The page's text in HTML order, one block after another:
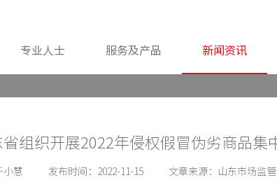
专业人士 服务及产品 新闻资讯
组织开展2022年侵权假冒伪劣商品集
小慧 发布时间： 2022-11-15 文章来源： 山东市场监管